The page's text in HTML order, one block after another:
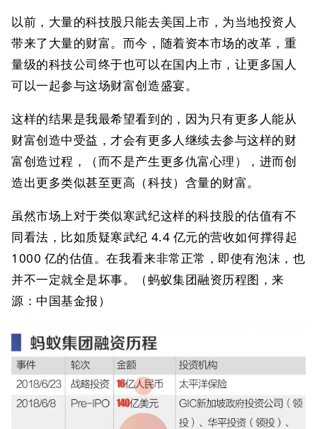
以前，大量的科技股只能去美国上市，为当地投资人
带来了大量的财富。而今，随着资本市场的改革，重
量级的科技公司终于也可以在国内上市，让更多国人
可以一起参与这场财富创造盛宴。
这样的结果是我最希望看到的，因为只有更多人能从
财富创造中受益，才会有更多人继续去参与这样的财
富创造过程，（而不是产生更多仇富心理），进而创
造出更多类似甚至更高（科技）含量的财富。
虽然市场上对于类似寒武纪这样的科技股的估值有不
同看法，比如质疑寒武纪 4.4 亿元的营收如何撑得起
1000 亿的估值。在我看来非常正常，即使有泡沫，也
并不一定就全是坏事。（蚂蚁集团融资历程图，来
源：中国基金报）